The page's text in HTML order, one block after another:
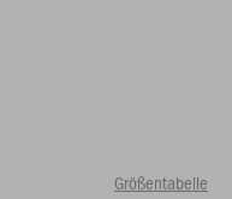
Größentabelle